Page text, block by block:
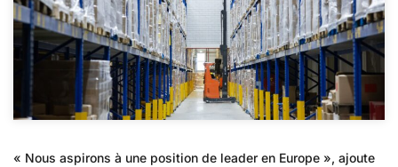
« Nous aspirons à une position de leader en Europe », ajoute